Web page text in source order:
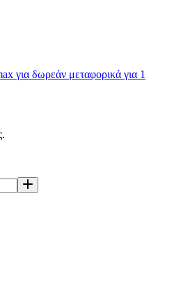
για δωρεάν μεταφορικά για 1